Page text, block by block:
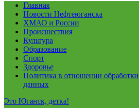
Главная
Новости Нефтеюганска
ХМАО и России
Происшествия
Культура
Образование
Спорт
Здоровье
Политика в отношении
данных
Это Юганск, детка!